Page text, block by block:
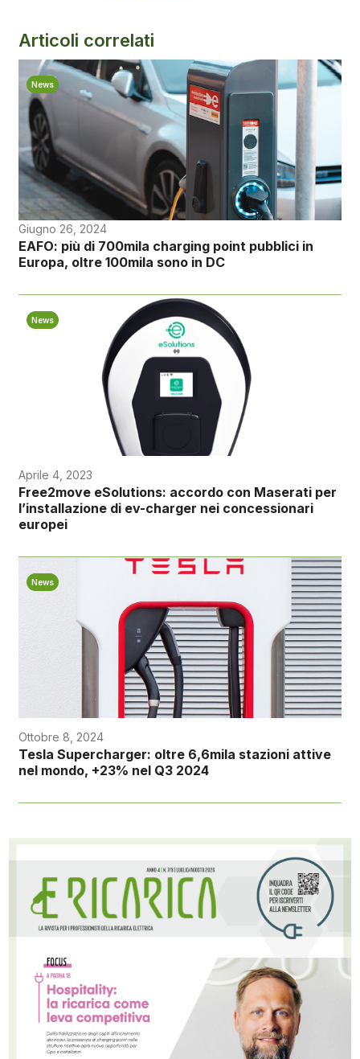
Articoli correlati
News
Giugno 26, 2024
EAFO: più di 700mila charging point pubblici in
Europa, oltre 100mila sono in DC
News
Aprile 4, 2023
Free2move eSolutions: accordo con Maserati per
l’installazione di ev-charger nei concessionari
europei
News
Ottobre 8, 2024
Tesla Supercharger: oltre 6,6mila stazioni attive
nel mondo, +23% nel Q3 2024